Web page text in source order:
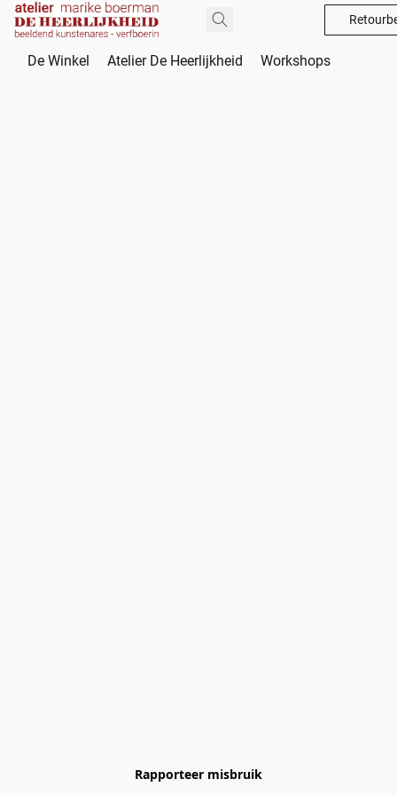
De Winkel Atelier De Heerlijkheid Workshops
Rapporteer misbruik